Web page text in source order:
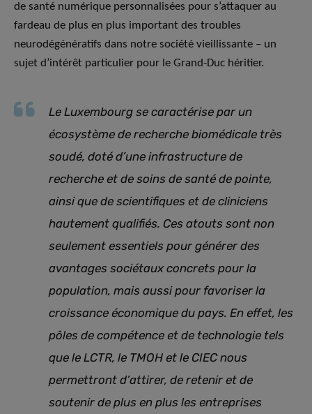
de santé numérique personnalisées pour s’attaquer au
fardeau de plus en plus important des troubles
neurodégénératifs dans notre société vieillissante – un
sujet d’intérêt particulier pour le Grand-Duc héritier.
Le Luxembourg se caractérise par un
écosystème de recherche biomédicale très
soudé, doté d’une infrastructure de
recherche et de soins de santé de pointe,
ainsi que de scientifiques et de cliniciens
hautement qualifiés. Ces atouts sont non
seulement essentiels pour générer des
avantages sociétaux concrets pour la
population, mais aussi pour favoriser la
croissance économique du pays. En effet, les
pôles de compétence et de technologie tels
que le LCTR, le TMOH et le CIEC nous
permettront d’attirer, de retenir et de
soutenir de plus en plus les entreprises